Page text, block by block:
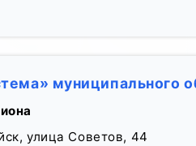
муниципального
улица Советов, 44